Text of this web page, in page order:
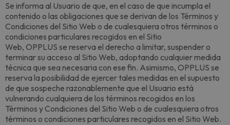
Se informa al Usuario de que, en el caso de que incumpla el
contenido o las obligaciones que se derivan de los Términos y
Condiciones del Sitio Web o de cualesquiera otros términos o
condiciones particulares recogidos en el Sitio
Web, OPPLUS se reserva el derecho a limitar, suspender o
terminar su acceso al Sitio Web, adoptando cualquier medida
técnica que sea necesaria con ese fin. Asimismo, OPPLUS se
reserva la posibilidad de ejercer tales medidas en el supuesto
de que sospeche razonablemente que el Usuario está
vulnerando cualquiera de los términos recogidos en los
Términos y Condiciones del Sitio Web o de cualesquiera otros
términos o condiciones particulares recogidos en el Sitio Web.